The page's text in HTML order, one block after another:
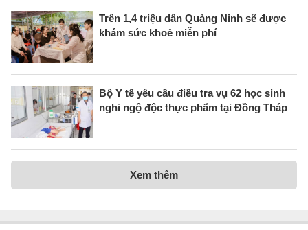
Trên 1,4 triệu dân Quảng Ninh sẽ được
khám sức khoẻ miễn phí
Bộ Y tế yêu cầu điều tra vụ 62 học sinh
nghi ngộ độc thực phẩm tại Đồng Tháp
Xem thêm